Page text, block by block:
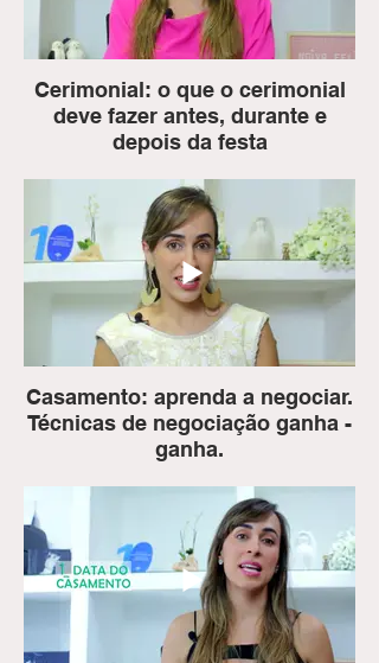
Cerimonial: o que o cerimonial
deve fazer antes, durante e
depois da festa
Saiba tudo o que ele pode fazer antes,
durante e depois da festa. Também
falaremos da diferença entre o serviço de
cerimonial do dia e da assessoria
completa.
Casamento: aprenda a negociar.
Técnicas de negociação ganha -
ganha.
os fornecedores do casamento;
- Passo a passo para uma negociação
ganha-ganha.